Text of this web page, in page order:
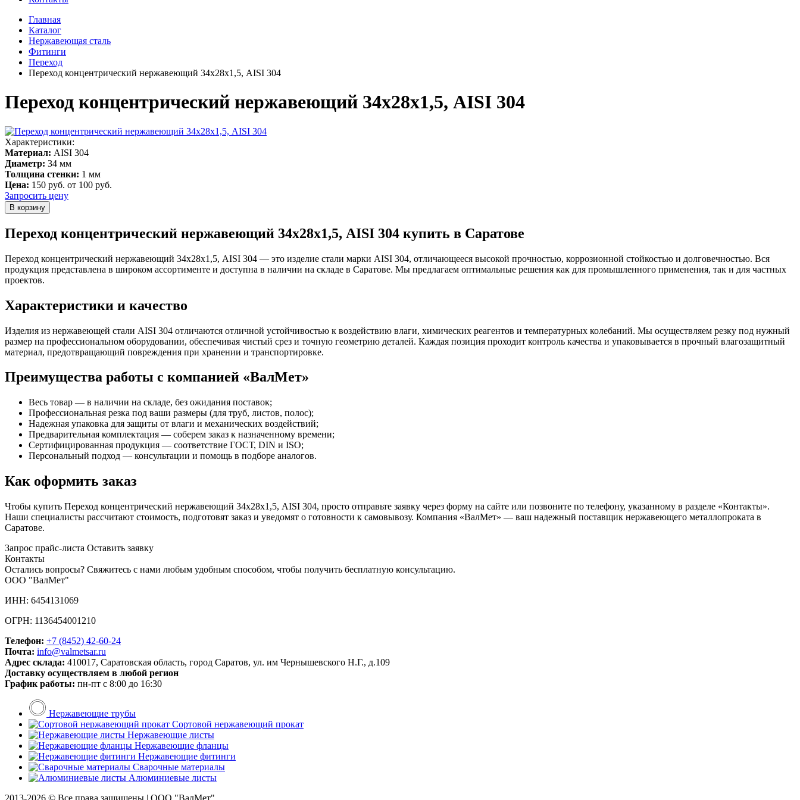
Главная
Каталог
Нержавеющая сталь
Фитинги
Переход
Переход концентрический нержавеющий 34х28х1,5, AISI 304
Переход концентрический нержавеющий 34х28х1,5, AISI 304
Характеристики:
Материал: AISI 304
Диаметр: 34 мм
Толщина стенки: 1 мм
Цена: 150 руб. от 100 руб.
Запросить цену
Переход концентрический нержавеющий 34х28х1,5, AISI 304 купить в Саратове
Переход концентрический нержавеющий 34х28х1,5, AISI 304 — это изделие стали марки AISI 304, отличающееся высокой прочностью, коррозионной стойкостью и долговечностью. Вся
продукция представлена в широком ассортименте и доступна в наличии на складе в Саратове. Мы предлагаем оптимальные решения как для промышленного применения, так и для частных
проектов.
Характеристики и качество
Изделия из нержавеющей стали AISI 304 отличаются отличной устойчивостью к воздействию влаги, химических реагентов и температурных колебаний. Мы осуществляем резку под нужный
размер на профессиональном оборудовании, обеспечивая чистый срез и точную геометрию деталей. Каждая позиция проходит контроль качества и упаковывается в прочный влагозащитный
материал, предотвращающий повреждения при хранении и транспортировке.
Преимущества работы с компанией «ВалМет»
Весь товар — в наличии на складе, без ожидания поставок;
Профессиональная резка под ваши размеры (для труб, листов, полос);
Надежная упаковка для защиты от влаги и механических воздействий;
Предварительная комплектация — соберем заказ к назначенному времени;
Сертифицированная продукция — соответствие ГОСТ, DIN и ISO;
Персональный подход — консультации и помощь в подборе аналогов.
Как оформить заказ
Чтобы купить Переход концентрический нержавеющий 34х28х1,5, AISI 304, просто отправьте заявку через форму на сайте или позвоните по телефону, указанному в разделе «Контакты».
Наши специалисты рассчитают стоимость, подготовят заказ и уведомят о готовности к самовывозу. Компания «ВалМет» — ваш надежный поставщик нержавеющего металлопроката в
Саратове.
Запрос прайс-листа Оставить заявку
Контакты
Остались вопросы? Свяжитесь с нами любым удобным способом, чтобы получить бесплатную консультацию.
ООО "ВалМет"
ИНН: 6454131069
ОГРН: 1136454001210
Телефон: +7 (8452) 42-60-24
Почта: info@valmetsar.ru
Адрес склада: 410017, Саратовская область, город Саратов, ул. им Чернышевского Н.Г., д.109
Доставку осуществляем в любой регион
График работы: пн-пт с 8:00 до 16:30
Нержавеющие трубы
Сортовой нержавеющий прокат
Нержавеющие листы
Нержавеющие фланцы
Нержавеющие фитинги
Сварочные материалы
Алюминиевые листы